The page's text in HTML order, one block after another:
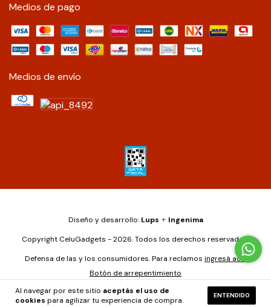
Al navegar por este sitio aceptás el uso de
cookies para agilizar tu experiencia de compra.
ENTENDIDO
Medios de pago
Medios de envío
Diseño y desarrollo: Lups + Ingenima
Copyright CeluGadgets - 2026. Todos los derechos reservados.
Defensa de las y los consumidores. Para reclamos ingresá acá.
Botón de arrepentimiento